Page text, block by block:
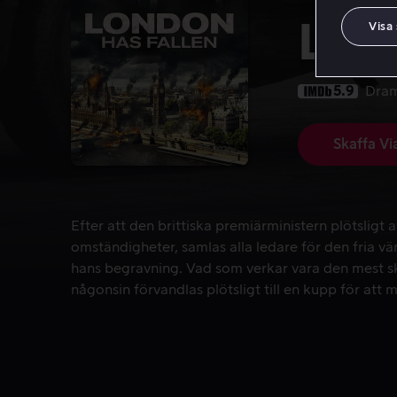
5.9
Skaffa
Efter att den brittiska premiärministern plötsligt
Efter att den brittiska premiärministern plötsligt
omständigheter, samlas alla ledare för den fria
hans begravning. Vad som verkar vara den mest
någonsin förvandlas plötsligt till en kupp för att
Visa